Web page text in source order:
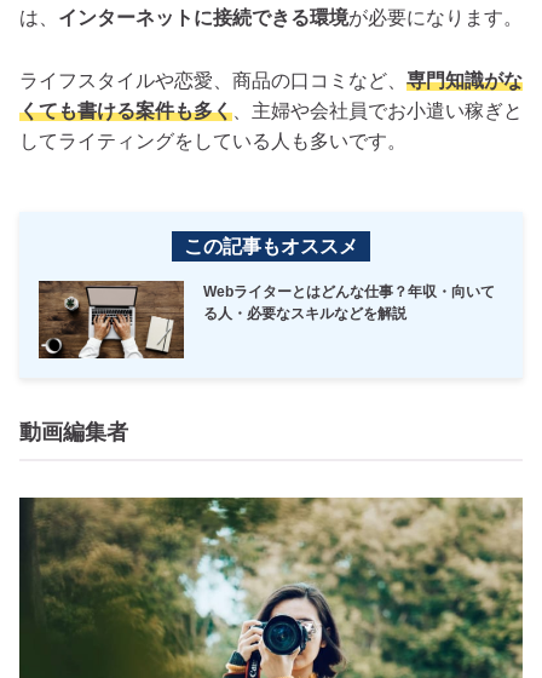
は、 インターネットに接続できる環境が必要になります。
ライフスタイルや恋愛、商品の口コミなど、 専門知識がな
くても書ける案件も多く 、主婦や会社員でお小遣い稼ぎと
してライティングをしている人も多いです。
この記事もオススメ
Webライターとはどんな仕事？年収・向いて
る人・必要なスキルなどを解説
動画編集者